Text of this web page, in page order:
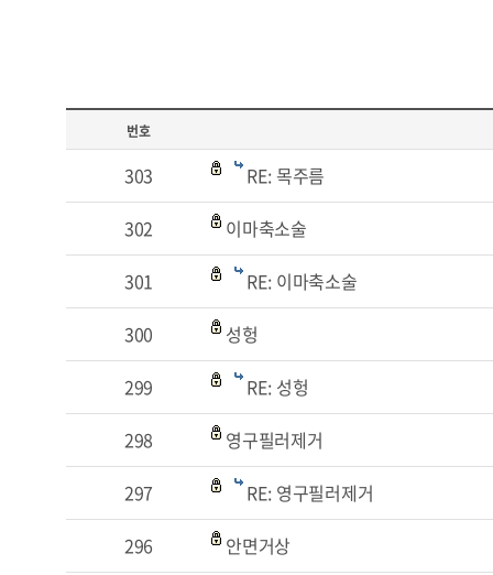
번호
303
RE: 목주름
302
이마축소술
301
RE: 이마축소술
300
성헝
299
RE: 성헝
298
영구필러제거
297
RE: 영구필러제거
296
안면거상